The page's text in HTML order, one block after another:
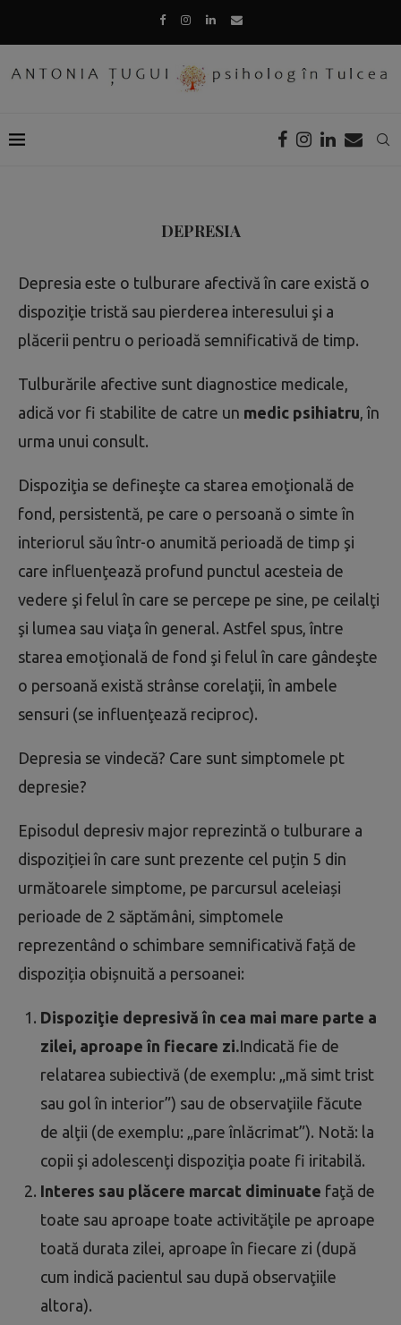
DEPRESIA
Depresia este o tulburare afectivă în care există o
dispoziţie tristă sau pierderea interesului şi a
plăcerii pentru o perioadă semnificativă de timp.
Tulburările afective sunt diagnostice medicale,
adică vor fi stabilite de catre un medic psihiatru , în
urma unui consult.
Dispoziţia se defineşte ca starea emoţională de
fond, persistentă, pe care o persoană o simte în
interiorul său într-o anumită perioadă de timp şi
care influenţează profund punctul acesteia de
vedere şi felul în care se percepe pe sine, pe ceilalţi
şi lumea sau viaţa în general. Astfel spus, între
starea emoţională de fond şi felul în care gândeşte
o persoană există strânse corelaţii, în ambele
sensuri (se influenţează reciproc).
Depresia se vindecă? Care sunt simptomele pt
depresie?
Episodul depresiv major reprezintă o tulburare a
dispoziției în care sunt prezente cel puțin 5 din
următoarele simptome, pe parcursul aceleiași
perioade de 2 săptămâni, simptomele
reprezentând o schimbare semnificativă față de
dispoziția obișnuită a persoanei:
Dispoziţie depresivă în cea mai mare parte a
zilei, aproape în fiecare zi.Indicată fie de
relatarea subiectivă (de exemplu: „mă simt trist
sau gol în interior”) sau de observaţiile făcute
de alţii (de exemplu: „pare înlăcrimat”). Notă: la
copii şi adolescenţi dispoziţia poate fi iritabilă.
Interes sau plăcere marcat diminuate faţă de
toate sau aproape toate activităţile pe aproape
toată durata zilei, aproape în fiecare zi (după
cum indică pacientul sau după observaţiile
altora).